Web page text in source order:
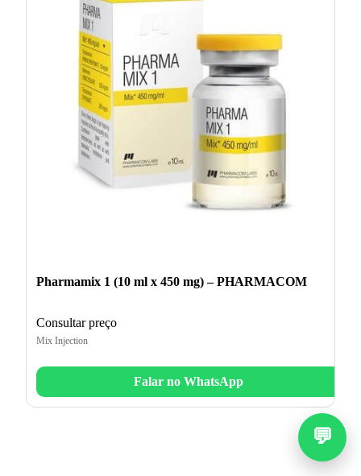
Pharmamix 1 (10 ml x 450 mg) – PHARMACOM
Consultar preço
Mix Injection
Falar no WhatsApp
💬